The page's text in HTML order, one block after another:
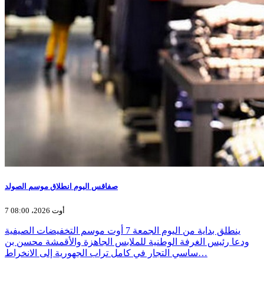
صفاقس اليوم انطلاق موسم الصولد
7 أوت 2026، 08:00
ينطلق بداية من اليوم الجمعة 7 أوت موسم التخفيضات الصيفية
ودعا رئيس الغرفة الوطنية للملابس الجاهزة والأقمشة محسن بن
ساسي التجار في كامل تراب الجهورية إلى الانخراط…